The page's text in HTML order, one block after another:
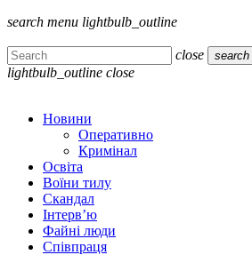
search menu lightbulb_outline
close search
lightbulb_outline close
Новини
Оперативно
Кримінал
Освіта
Воїни тилу
Скандал
Інтерв’ю
Файні люди
Співпраця